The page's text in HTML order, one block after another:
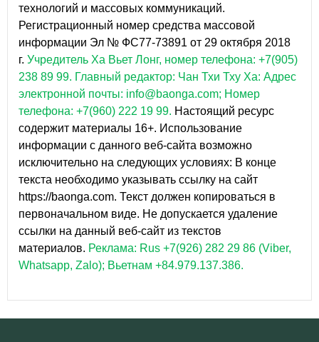
технологий и массовых коммуникаций.
Регистрационный номер средства массовой
информации Эл № ФС77-73891 от 29 октября 2018
г. Учредитель Ха Вьет Лонг, номер телефона: +7(905)
238 89 99. Главный редактор: Чан Тхи Тху Ха: Адрес
электронной почты: info@baonga.com; Номер
телефона: +7(960) 222 19 99. Настоящий ресурс
содержит материалы 16+. Использование
информации с данного веб-сайта возможно
исключительно на следующих условиях: В конце
текста необходимо указывать ссылку на сайт
https://baonga.com. Текст должен копироваться в
первоначальном виде. Не допускается удаление
ссылки на данный веб-сайт из текстов
материалов. Реклама: Rus +7(926) 282 29 86 (Viber,
Whatsapp, Zalo); Вьетнам +84.979.137.386.